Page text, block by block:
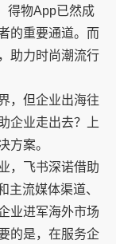
得物App已然成
的重要通道。而
助力时尚潮流行
，但企业出海往
企业走出去？上
方案。
，飞书深诺借助
主流媒体渠道、
业进军海外市场
的是，在服务企